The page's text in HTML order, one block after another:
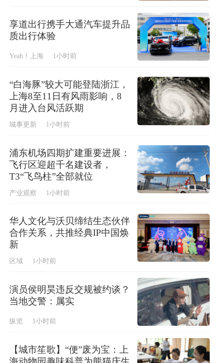
享道出行携手大通汽车提升品
质出行体验
Yeah！上海 1小时前
“白海豚”较大可能登陆浙江，
上海8至11日有风雨影响，8
月进入台风活跃期
城事更新 1小时前
浦东机场四期扩建重要进展：
飞行区迎超千名建设者，
T3“飞鸟柱”全部就位
产业观察 1小时前
华人文化与沃贝缔结生态伙伴
合作关系，共推经典IP中国焕
新
区域 1小时前
演员侯明昊违反交规被约谈？
当地交警：属实
纵览 1小时前
【城市笙歌】“便”废为宝：上